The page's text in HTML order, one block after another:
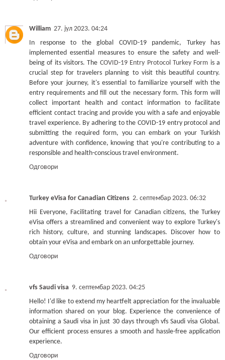
William 27. јул 2023. 04:24
In response to the global COVID-19 pandemic, Turkey has
implemented essential measures to ensure the safety and well-
being of its visitors. The COVID-19 Entry Protocol Turkey Form is a
crucial step for travelers planning to visit this beautiful country.
Before your journey, it's essential to familiarize yourself with the
entry requirements and fill out the necessary form. This form will
collect important health and contact information to facilitate
efficient contact tracing and provide you with a safe and enjoyable
travel experience. By adhering to the COVID-19 entry protocol and
submitting the required form, you can embark on your Turkish
adventure with confidence, knowing that you're contributing to a
responsible and health-conscious travel environment.
Одговори
Turkey eVisa for Canadian Citizens 2. септембар 2023. 06:32
Hii Everyone, Facilitating travel for Canadian citizens, the Turkey
eVisa offers a streamlined and convenient way to explore Turkey's
rich history, culture, and stunning landscapes. Discover how to
obtain your eVisa and embark on an unforgettable journey.
Одговори
vfs Saudi visa 9. септембар 2023. 04:25
Hello! I'd like to extend my heartfelt appreciation for the invaluable
information shared on your blog. Experience the convenience of
obtaining a Saudi visa in just 30 days through vfs Saudi visa Global.
Our efficient process ensures a smooth and hassle-free application
experience.
Одговори